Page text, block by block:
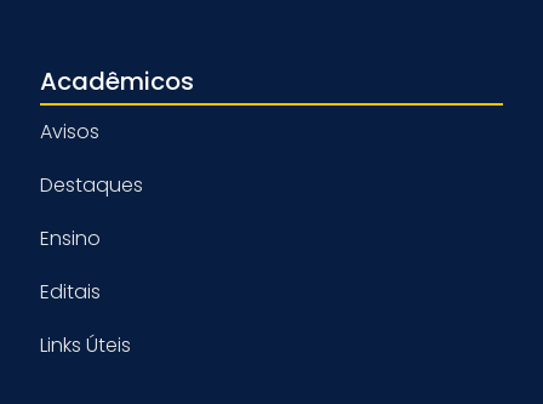
Acadêmicos
Avisos
Destaques
Ensino
Editais
Links Úteis